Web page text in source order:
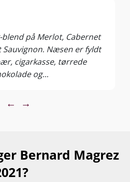
blend på Merlot, Cabernet
Sauvignon. Næsen er fyldt
cigarkasse, tørrede
og
← →
Bernard Magrez